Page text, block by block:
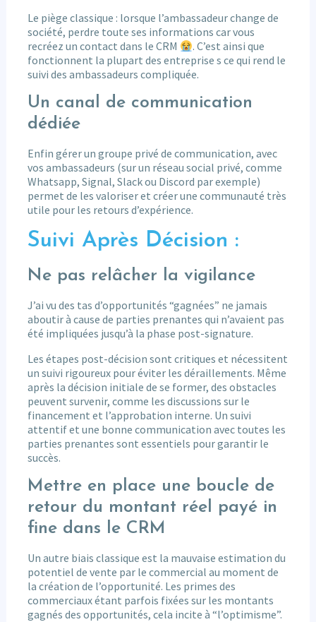
Le piège classique : lorsque l’ambassadeur change de
société, perdre toute ses informations car vous
recréez un contact dans le CRM
. C’est ainsi que
fonctionnent la plupart des entreprise s ce qui rend le
suivi des ambassadeurs compliquée.
Un canal de communication
dédiée
Enfin gérer un groupe privé de communication, avec
vos ambassadeurs (sur un réseau social privé, comme
Whatsapp, Signal, Slack ou Discord par exemple)
permet de les valoriser et créer une communauté très
utile pour les retours d’expérience.
Suivi Après Décision :
Ne pas relâcher la vigilance
J’ai vu des tas d’opportunités “gagnées” ne jamais
aboutir à cause de parties prenantes qui n’avaient pas
été impliquées jusqu’à la phase post-signature.
Les étapes post-décision sont critiques et nécessitent
un suivi rigoureux pour éviter les déraillements. Même
après la décision initiale de se former, des obstacles
peuvent survenir, comme les discussions sur le
financement et l’approbation interne. Un suivi
attentif et une bonne communication avec toutes les
parties prenantes sont essentiels pour garantir le
succès.
Mettre en place une boucle de
retour du montant réel payé in
fine dans le CRM
Un autre biais classique est la mauvaise estimation du
potentiel de vente par le commercial au moment de
la création de l’opportunité. Les primes des
commerciaux étant parfois fixées sur les montants
gagnés des opportunités, cela incite à “l’optimisme”.